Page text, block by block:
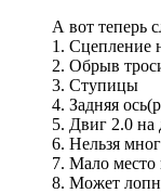
А вот теперь
1. Сцепление
2. Обрыв
3. Ступицы
4. Задняя
5. Двиг 2.0 на
6. Нельзя
7. Мало место
8. Может